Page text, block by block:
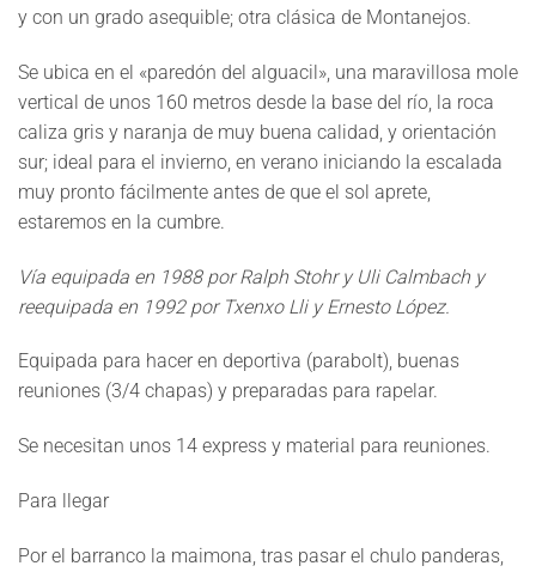
y con un grado asequible; otra clásica de Montanejos.
Se ubica en el «paredón del alguacil», una maravillosa mole
vertical de unos 160 metros desde la base del río, la roca
caliza gris y naranja de muy buena calidad, y orientación
sur; ideal para el invierno, en verano iniciando la escalada
muy pronto fácilmente antes de que el sol aprete,
estaremos en la cumbre.
Vía equipada en 1988 por Ralph Stohr y Uli Calmbach y
reequipada en 1992 por Txenxo Lli y Ernesto López.
Equipada para hacer en deportiva (parabolt), buenas
reuniones (3/4 chapas) y preparadas para rapelar.
Se necesitan unos 14 express y material para reuniones.
Para llegar
Por el barranco la maimona, tras pasar el chulo panderas,